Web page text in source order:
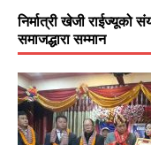
निर्मात्री खेजी
समाजद्धारा सम्मान